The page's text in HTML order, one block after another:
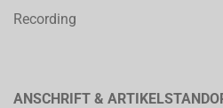
Recording
ANSCHRIFT &